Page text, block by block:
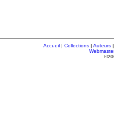
Accueil | Collections | Auteurs